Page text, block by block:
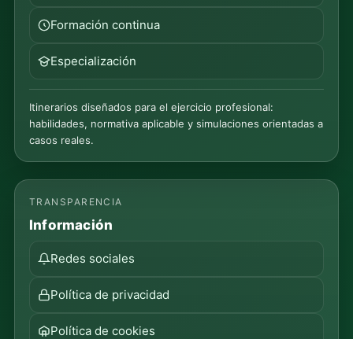
Formación continua
Especialización
Itinerarios diseñados para el ejercicio profesional:
habilidades, normativa aplicable y simulaciones orientadas a
casos reales.
TRANSPARENCIA
Información
Redes sociales
Política de privacidad
Política de cookies